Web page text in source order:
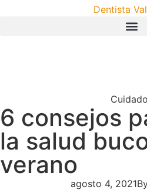
6 consejos
la salud
verano
agosto 4, 2021